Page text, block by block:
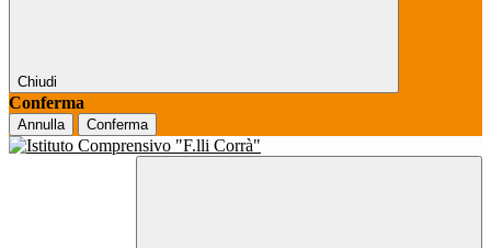
Chiudi
Conferma
Annulla Conferma